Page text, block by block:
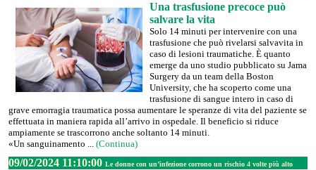
Una trasfusione precoce può
salvare la vita
Solo 14 minuti per intervenire con una
trasfusione che può rivelarsi salvavita in
caso di lesioni traumatiche. È quanto
emerge da uno studio pubblicato su Jama
Surgery da un team della Boston
University, che ha scoperto come una
trasfusione di sangue intero in caso di
grave emorragia traumatica possa aumentare le speranze di vita del paziente se
effettuata in maniera rapida all’arrivo in ospedale. Il beneficio si riduce
ampiamente se trascorrono anche soltanto 14 minuti.
«Un sanguinamento ... (Continua)
09/02/2024 11:10:00 Le donne con un’infezione corrono un rischio 4 volte più alto